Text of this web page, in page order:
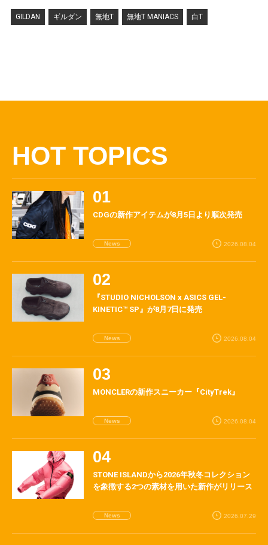
GILDAN ギルダン 無地T 無地T MANIACS 白T
HOT TOPICS
CDGの新作アイテムが8月5日より順次発売
News 2026.08.04
『STUDIO NICHOLSON x ASICS GEL-
KINETIC™ SP』が8月7日に発売
News 2026.08.04
MONCLERの新作スニーカー『CityTrek』
News 2026.08.04
STONE ISLANDから2026年秋冬コレクション
を象徴する2つの素材を用いた新作がリリース
News 2026.07.29